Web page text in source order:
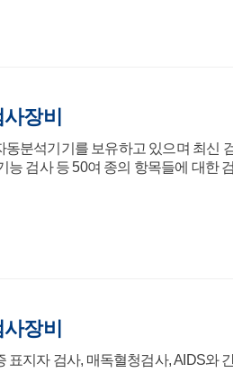
장비
동분석기기를 보유하고 있으며 최신
능 검사 등 50여 종의 항목들에 대한
장비
표지자 검사, 매독혈청검사, AIDS와